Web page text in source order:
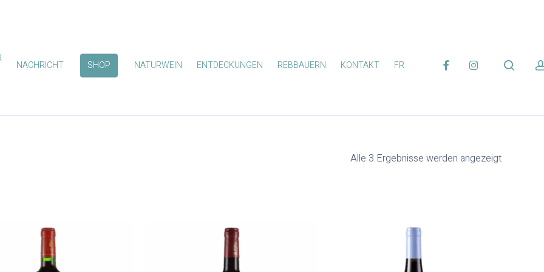
Schließen
NACHRICHT SHOP NATURWEIN ENTDECKUNGEN REBBAUERN KONTAKT FR FACEBOOKINSTAGRAM search
Alle 3 Ergebnisse werden angezeigt